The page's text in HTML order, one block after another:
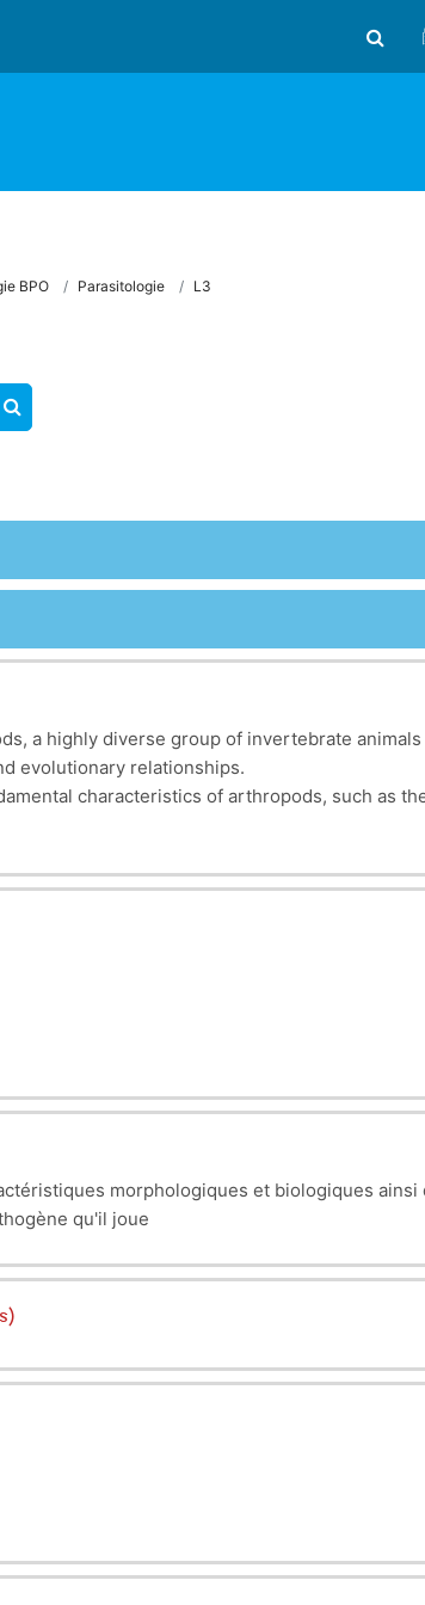
BPO Parasitologie L3
SEARCH COURSES
a highly diverse group of invertebrate
evolutionary relationships.
characteristics of arthropods, such as
examines their reproductive strategies,
the diversity, adaptation, and
morphologiques et biologiques
qu'il joue